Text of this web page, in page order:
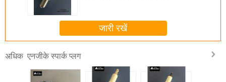
जारी रखें
अधिक एनजीके स्पार्क प्लग